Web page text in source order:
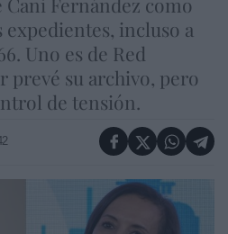
incluso a
Uno es de Red
prevé su archivo, pero
de tensión.